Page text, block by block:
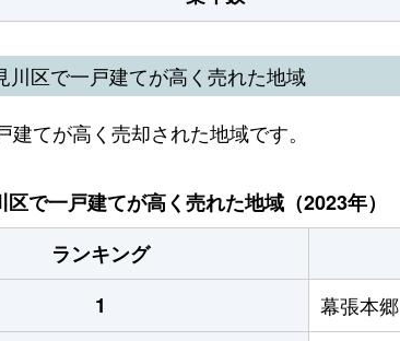
川区で一戸建てが高く売れた地域
建てが高く売却された地域です。
で一戸建てが高く売れた地域（2023年）
ランキング
1
幕張本郷